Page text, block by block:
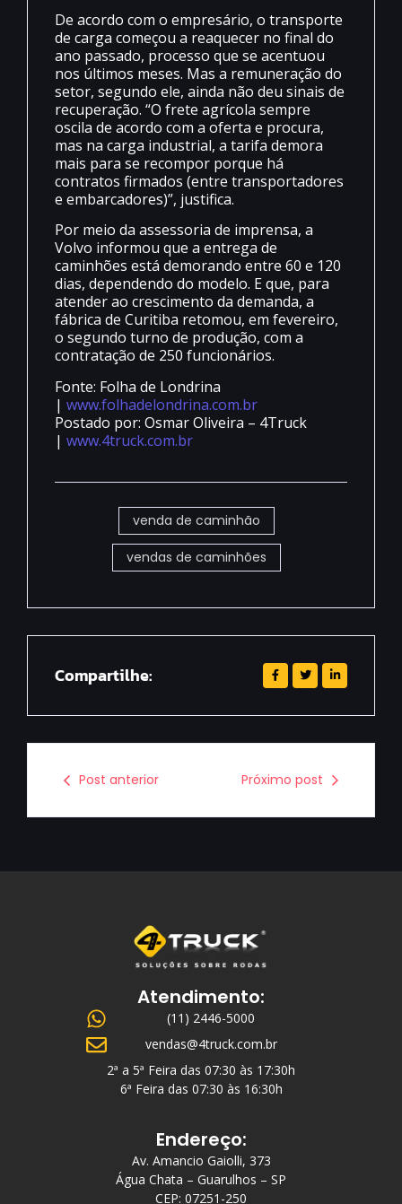
De acordo com o empresário, o transporte
de carga começou a reaquecer no final do
ano passado, processo que se acentuou
nos últimos meses. Mas a remuneração do
setor, segundo ele, ainda não deu sinais de
recuperação. “O frete agrícola sempre
oscila de acordo com a oferta e procura,
mas na carga industrial, a tarifa demora
mais para se recompor porque há
contratos firmados (entre transportadores
e embarcadores)”, justifica.
Por meio da assessoria de imprensa, a
Volvo informou que a entrega de
caminhões está demorando entre 60 e 120
dias, dependendo do modelo. E que, para
atender ao crescimento da demanda, a
fábrica de Curitiba retomou, em fevereiro,
o segundo turno de produção, com a
contratação de 250 funcionários.
Fonte: Folha de Londrina
| www.folhadelondrina.com.br
Postado por: Osmar Oliveira – 4Truck
| www.4truck.com.br
venda de caminhão
vendas de caminhões
Compartilhe:
Post anterior Próximo post
Atendimento:
(11) 2446-5000
vendas@4truck.com.br
2ª a 5ª Feira das 07:30 às 17:30h
6ª Feira das 07:30 às 16:30h
Endereço:
Av. Amancio Gaiolli, 373
Água Chata – Guarulhos – SP
CEP: 07251-250